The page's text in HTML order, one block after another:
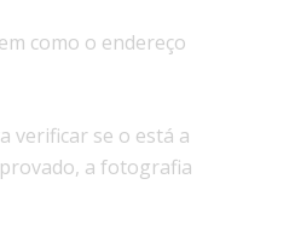
como o endereço
verificar se o está a
a fotografia